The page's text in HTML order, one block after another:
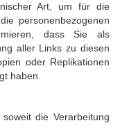
Art, um für die
personenbezogenen
dass Sie als
aller Links zu diesen
oder Replikationen
haben.
die Verarbeitung